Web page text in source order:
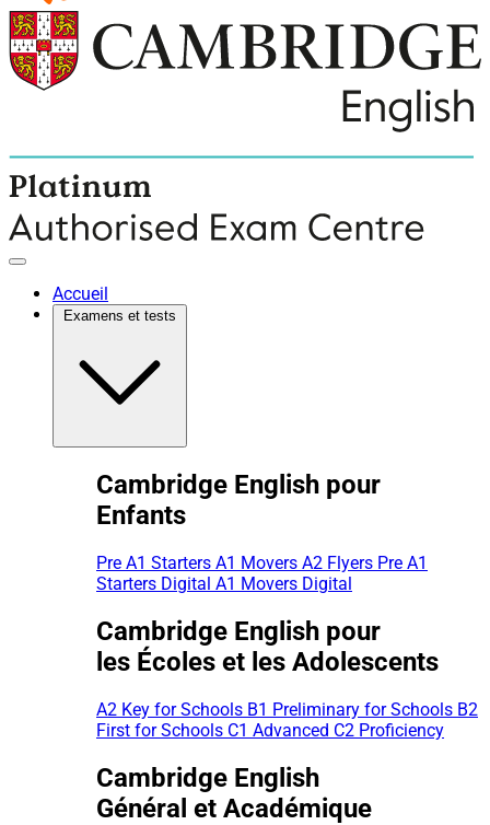
Accueil
Cambridge English pour
Enfants
Pre A1 Starters A1 Movers A2 Flyers Pre A1
Starters Digital A1 Movers Digital
Cambridge English pour
les Écoles et les Adolescents
A2 Key for Schools B1 Preliminary for Schools B2
First for Schools C1 Advanced C2 Proficiency
Cambridge English
Général et Académique